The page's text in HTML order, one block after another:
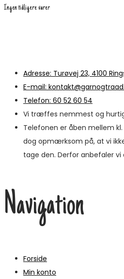
med
Ingen tidligere varer
Adresse: Turøvej 23, 4100
E-mail:
Telefon: 60 52 60 54
Vi træffes nemmest og
Telefonen er åben mellem
dog opmærksom på, at vi
tage den. Derfor anbefaler vi
Navigation
Forside
Min konto